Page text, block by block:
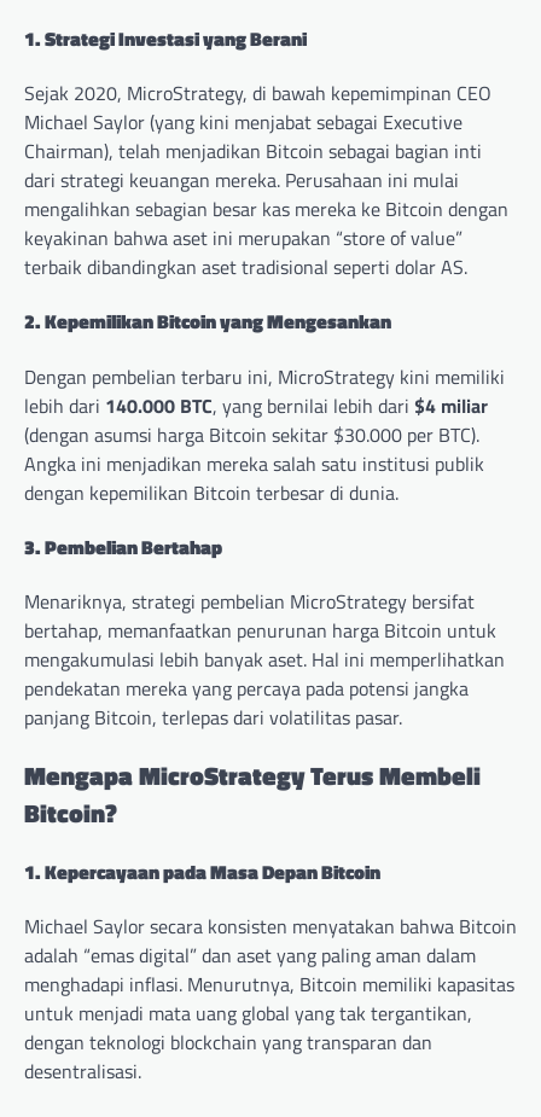
1. Strategi Investasi yang Berani
Sejak 2020, MicroStrategy, di bawah kepemimpinan CEO
Michael Saylor (yang kini menjabat sebagai Executive
Chairman), telah menjadikan Bitcoin sebagai bagian inti
dari strategi keuangan mereka. Perusahaan ini mulai
mengalihkan sebagian besar kas mereka ke Bitcoin dengan
keyakinan bahwa aset ini merupakan “store of value”
terbaik dibandingkan aset tradisional seperti dolar AS.
2. Kepemilikan Bitcoin yang Mengesankan
Dengan pembelian terbaru ini, MicroStrategy kini memiliki
lebih dari 140.000 BTC, yang bernilai lebih dari $4 miliar
(dengan asumsi harga Bitcoin sekitar $30.000 per BTC).
Angka ini menjadikan mereka salah satu institusi publik
dengan kepemilikan Bitcoin terbesar di dunia.
3. Pembelian Bertahap
Menariknya, strategi pembelian MicroStrategy bersifat
bertahap, memanfaatkan penurunan harga Bitcoin untuk
mengakumulasi lebih banyak aset. Hal ini memperlihatkan
pendekatan mereka yang percaya pada potensi jangka
panjang Bitcoin, terlepas dari volatilitas pasar.
Mengapa MicroStrategy Terus Membeli
Bitcoin?
1. Kepercayaan pada Masa Depan Bitcoin
Michael Saylor secara konsisten menyatakan bahwa Bitcoin
adalah “emas digital” dan aset yang paling aman dalam
menghadapi inflasi. Menurutnya, Bitcoin memiliki kapasitas
untuk menjadi mata uang global yang tak tergantikan,
dengan teknologi blockchain yang transparan dan
desentralisasi.